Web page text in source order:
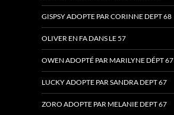
GISPSY ADOPTE PAR CORINNE DEPT 68
OLIVER EN FA DANS LE 57
OWEN ADOPTÉ PAR MARILYNE DÉPT 67
LUCKY ADOPTE PAR SANDRA DEPT 67
ZORO ADOPTE PAR MELANIE DEPT 67